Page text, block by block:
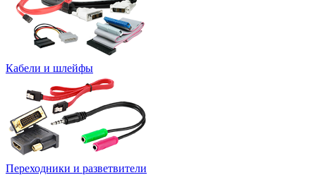
Кабели и шлейфы
Переходники и разветвители